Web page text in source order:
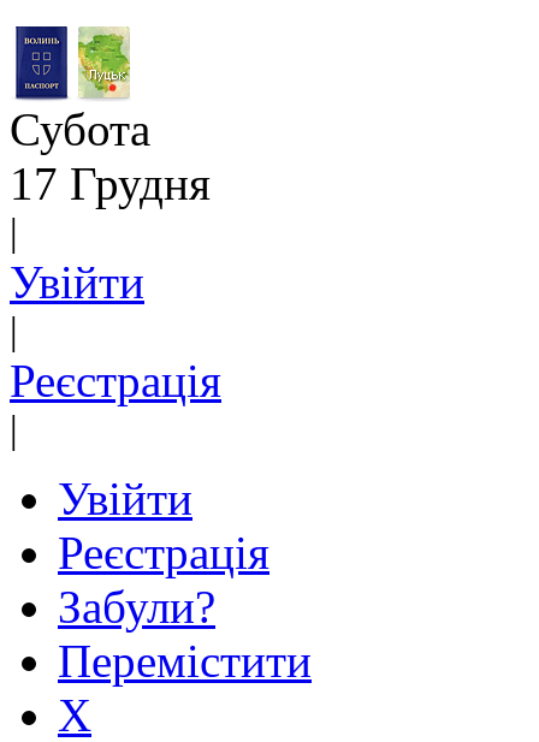
Субота
17 Грудня
|
Увійти
|
Реєстрація
|
Увійти
Реєстрація
Забули?
Перемістити
X